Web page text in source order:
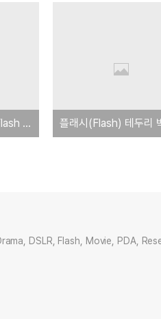
플래시 메모장 MissFlash Memo 최신버전 다운받기
DSLR, Flash, Movie, PDA,